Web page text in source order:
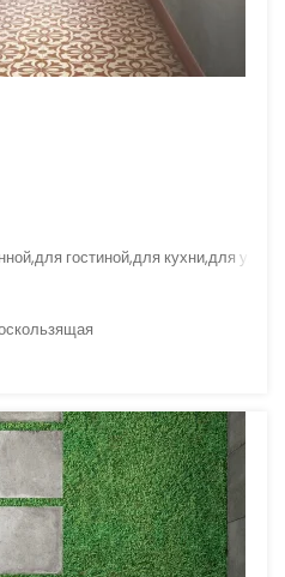
гостиной,для кухни,для улицы